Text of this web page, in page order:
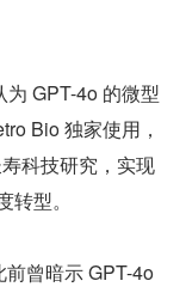
为 GPT-4o 的微型
Bio 独家使用，
科技研究，实现
型。
前曾暗示 GPT-4o